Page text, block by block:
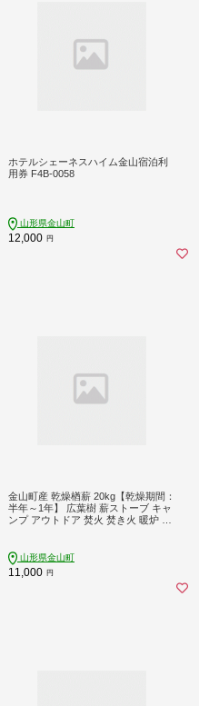
ホテルシェーネスハイム金山宿泊利
用券 F4B-0058
山形県金山町
12,000 円
金山町産 乾燥楢薪 20kg【乾燥期間：
半年～1年】 広葉樹 薪ストーブ キャ
ンプ アウトドア 焚火 焚き火 暖炉 薪
山形県金山町
11,000 円